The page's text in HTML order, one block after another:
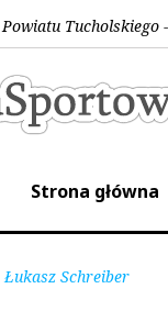
Tucholskiego
Strona główna
Łukasz Schreiber